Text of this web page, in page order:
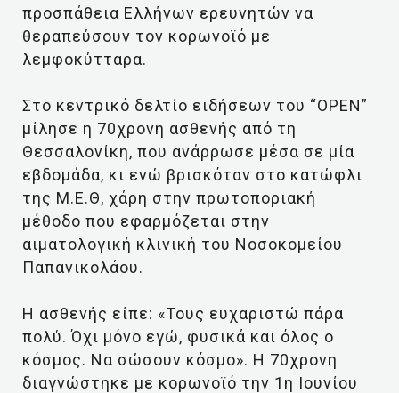
προσπάθεια Ελλήνων ερευνητών να
θεραπεύσουν τον κορωνοϊό με
λεμφοκύτταρα.
Στο κεντρικό δελτίο ειδήσεων του “ΟΡΕΝ”
μίλησε η 70χρονη ασθενής από τη
Θεσσαλονίκη, που ανάρρωσε μέσα σε μία
εβδομάδα, κι ενώ βρισκόταν στο κατώφλι
της Μ.Ε.Θ, χάρη στην πρωτοποριακή
μέθοδο που εφαρμόζεται στην
αιματολογική κλινική του Νοσοκομείου
Παπανικολάου.
Η ασθενής είπε: «Τους ευχαριστώ πάρα
πολύ. Όχι μόνο εγώ, φυσικά και όλος ο
κόσμος. Να σώσουν κόσμο». Η 70χρονη
διαγνώστηκε με κορωνοϊό την 1η Ιουνίου